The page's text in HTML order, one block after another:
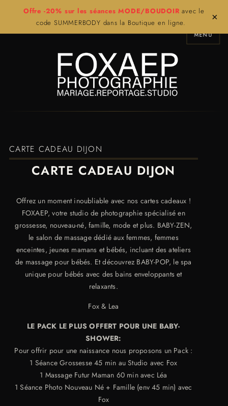
Offre -20% sur les séances MODE/BOUDOIR avec le
code SUMMERBODY dans la Boutique en ligne.
×
MENU
CARTE CADEAU DIJON
CARTE CADEAU DIJON
Offrez un moment inoubliable avec nos cartes cadeaux !
FOXAEP, votre studio de photographie spécialisé en
grossesse, nouveau-né, famille, mode et plus. BABY-ZEN,
le salon de massage dédié aux femmes, femmes
enceintes, jeunes mamans et bébés, incluant des ateliers
de massage pour bébés. Et découvrez BABY-POP, le spa
unique pour bébés avec des bains enveloppants et
relaxants.
Fox & Lea
LE PACK LE PLUS OFFERT POUR UNE BABY-
SHOWER:
Pour offrir pour une naissance nous proposons un Pack :
1 Séance Grossesse 45 min au Studio avec Fox
1 Massage Futur Maman 60 min avec Léa
1 Séance Photo Nouveau Né + Famille (env 45 min) avec
Fox